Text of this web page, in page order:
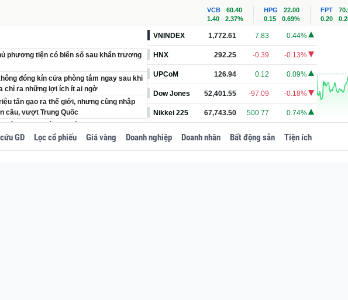
VCB
60.40
1.40
2.37%
HPG
22.00
0.15
0.69%
FPT
0.20
phương tiện có biển số sau khẩn trương
đóng kín cửa phòng tắm ngay sau khi
chỉ ra những lợi ích ít ai ngờ
tấn gạo ra thế giới, nhưng cũng nhập
cầu, vượt Trung Quốc
SN 1998, làm rõ dòng tiền giao dịch
3 năm
gần 300.000 tỷ đồng trái phiếu Chính
VNINDEX 1,772.61 7.83 0.44%
HNX 292.25 -0.39 -0.13%
UPCoM 126.94 0.12 0.09%
Dow Jones 52,401.55 -97.09 -0.18%
Nikkei 225 67,743.50 500.77 0.74%
GD Lọc cổ phiếu Giá vàng Doanh nghiệp Doanh nhân Bất động sản Tiện ích